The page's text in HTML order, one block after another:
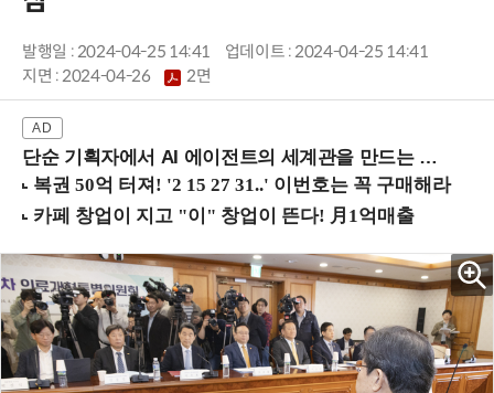
발행일 : 2024-04-25 14:41
업데이트 : 2024-04-25 14:41
지면 :2024-04-26 2면
단순 기획자에서 AI 에이전트의 세계관을 만드는 지식 설계자로.. (8/20 강남역)